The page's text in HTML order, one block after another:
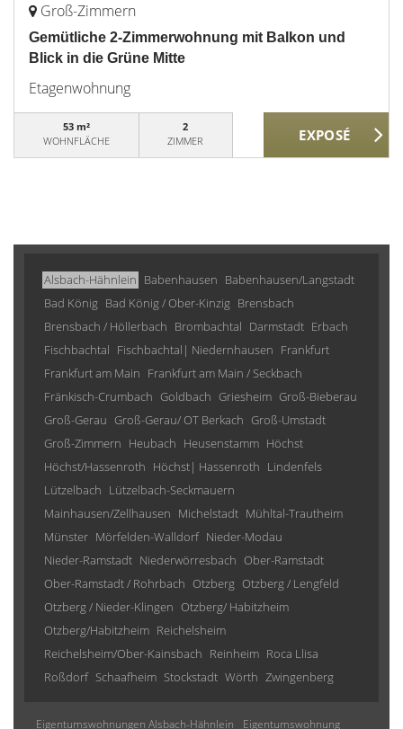
Groß-Zimmern
Gemütliche 2-Zimmerwohnung mit Balkon und
Blick in die Grüne Mitte
Etagenwohnung
53 m²
WOHNFLÄCHE
2
ZIMMER
Alsbach-Hähnlein Babenhausen Babenhausen/Langstadt
Bad König Bad König / Ober-Kinzig Brensbach
Brensbach / Höllerbach Brombachtal Darmstadt Erbach
Fischbachtal Fischbachtal| Niedernhausen Frankfurt
Frankfurt am Main Frankfurt am Main / Seckbach
Fränkisch-Crumbach Goldbach Griesheim Groß-Bieberau
Groß-Gerau Groß-Gerau/ OT Berkach Groß-Umstadt
Groß-Zimmern Heubach Heusenstamm Höchst
Höchst/Hassenroth Höchst| Hassenroth Lindenfels
Lützelbach Lützelbach-Seckmauern
Mainhausen/Zellhausen Michelstadt Mühltal-Trautheim
Münster Mörfelden-Walldorf Nieder-Modau
Nieder-Ramstadt Niederwörresbach Ober-Ramstadt
Ober-Ramstadt / Rohrbach Otzberg Otzberg / Lengfeld
Otzberg / Nieder-Klingen Otzberg/ Habitzheim
Otzberg/Habitzheim Reichelsheim
Reichelsheim/Ober-Kainsbach Reinheim Roca Llisa
Roßdorf Schaafheim Stockstadt Wörth Zwingenberg
Eigentumswohnungen Alsbach-Hähnlein Eigentumswohnung